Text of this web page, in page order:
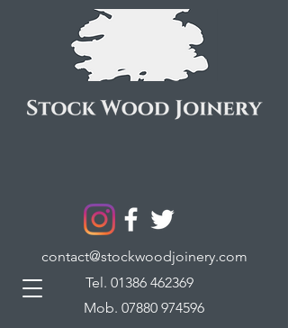
contact@stockwoodjoinery.com
Tel. 01386 462369
Mob. 07880 974596